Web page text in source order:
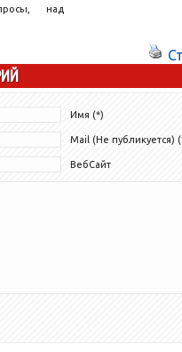
над
Имя (*)
Mail (Не публикуется)
ВебСайт